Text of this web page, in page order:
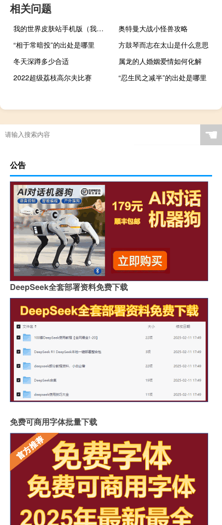
相关问题
我的世界皮肤站手机版（我的世界皮肤站skinme）
奥特曼大战小怪兽攻略
“相于常暗投”的出处是哪里
方鼓琴而志在太山是什么意思
冬天深蹲多少合适
属龙的人婚姻爱情如何化解
2022超级荔枝高尔夫比赛
“忍生民之减半”的出处是哪里
☚
公告
DeepSeek全套部署资料免费下载
免费可商用字体批量下载